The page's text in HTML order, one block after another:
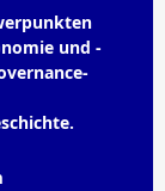
und -